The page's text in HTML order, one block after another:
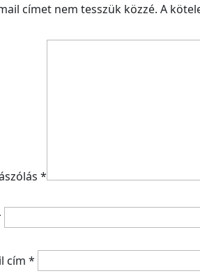
címet nem tesszük közzé. A
*
cím *